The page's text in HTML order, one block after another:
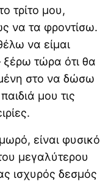
τρίτο μου,
να τα φροντίσω.
να είμαι
ξέρω τώρα ότι θα
στο να δώσω
μου τις
είναι φυσικό
μεγαλύτερου
ισχυρός δεσμός